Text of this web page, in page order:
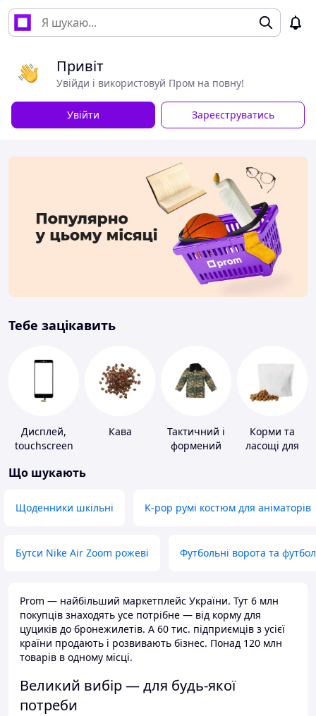
Привіт
Увійди і використовуй Пром на повну!
Увійти Зареєструватись
Тебе зацікавить
Дисплей,
touchscreen
Кава
Тактичний і
формений
Корми та
ласощі для
Що шукають
Щоденники шкільні K-pop румі костюм для аніматорів
Бутси Nike Air Zoom рожеві Футбольні ворота та
Prom — найбільший маркетплейс України. Тут 6 млн
покупців знаходять усе потрібне — від корму для
цуциків до бронежилетів. А 60 тис. підприємців з усієї
країни продають і розвивають бізнес. Понад 120 млн
товарів в одному місці.
Великий вибір — для будь-якої
потреби